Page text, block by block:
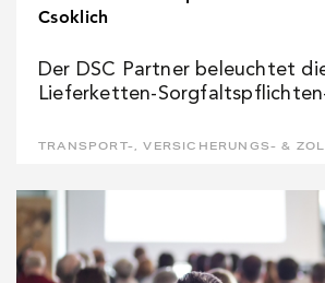
Csoklich
Der DSC Partner beleuchtet
Lieferketten-
TRANSPORT-, VERSICHERUNGS- &